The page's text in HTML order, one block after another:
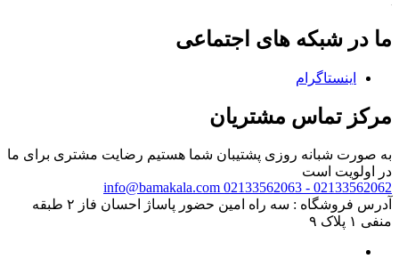
ما در شبکه های اجتماعی
اینستاگرام
مرکز تماس مشتریان
به صورت شبانه روزی پشتیبان شما هستیم رضایت مشتری برای ما
در اولویت است
02133562062 - 02133562063
info@bamakala.com
آدرس فروشگاه : سه راه امین حضور پاساژ احسان فاز ۲ طبقه
منفی ۱ پلاک ۹